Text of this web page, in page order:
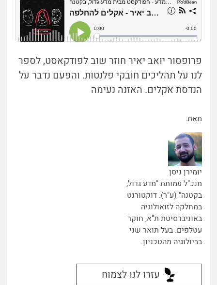
פרופסור יואב יאיר חוזר שוב לפודקאסט, לספר
לנו על תהליכים חובקי פלנטות. והפעם נדבר על
הנדסת אקלים. האזנה נעימה
מאת:
יומירן ניסן
מנכ"ל עמותת "מדע גדול,
בקטנה" (ע"ר). דוקטורנט
במחלקה לזואולוגיה
באוניברסיטת ת"א, חוקר
עטלפים. בעל תואר שני
בביולוגיה מהטכניון.
עזרו לנו לצמוח